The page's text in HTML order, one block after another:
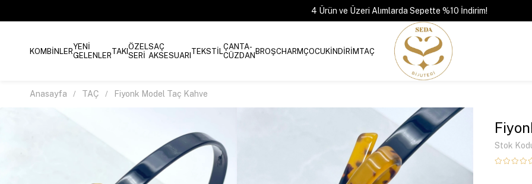
4 Ürün ve Üzeri Alımlarda Sepette %10 İndirim!
KOMBİNLERYENİ
GELENLERTAKIÖZEL
SERİ
SAÇ
AKSESUARI TEKSTİLÇANTA-
CÜZDANBROŞCHARMÇOCUKİNDİRİMTAÇ
Anasayfa TAÇ Fiyonk Model Taç Kahve
Stok